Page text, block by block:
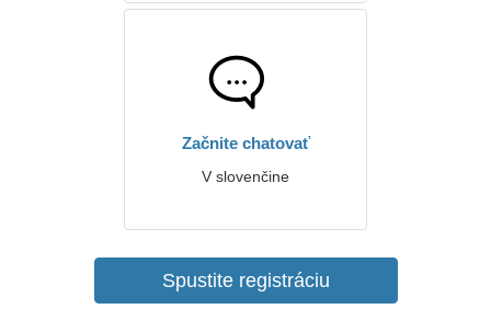
Začnite chatovať
V slovenčine
Spustite registráciu